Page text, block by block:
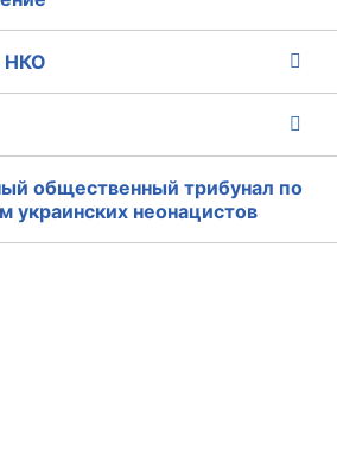
КО
ОП КО
НКО
общественный трибунал по
украинских неонацистов